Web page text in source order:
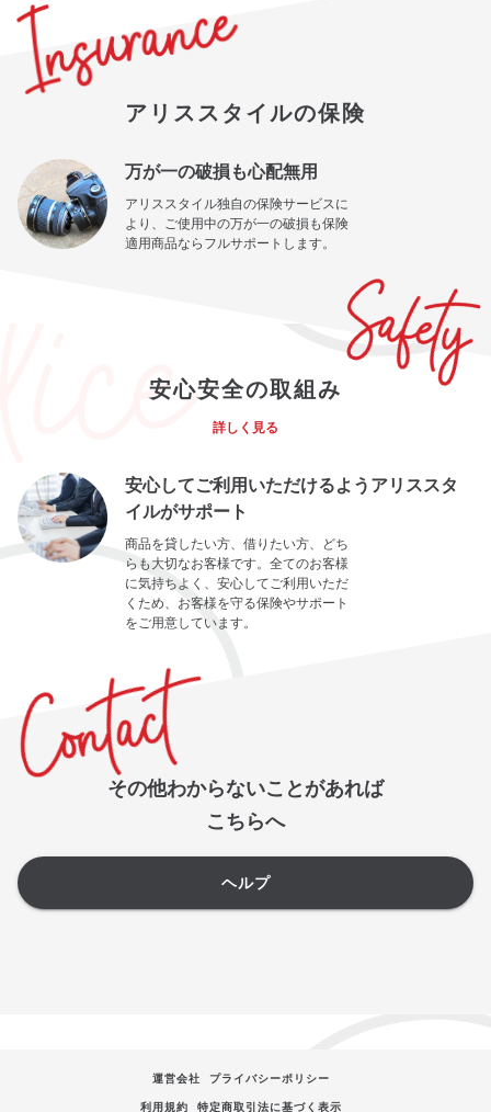
アリススタイルの保険
万が一の破損も心配無用
アリススタイル独自の保険サービスに
より、ご使用中の万が一の破損も保険
適用商品ならフルサポートします。
安心安全の取組み
詳しく見る
安心してご利用いただけるようアリススタ
イルがサポート
商品を貸したい方、借りたい方、どち
らも大切なお客様です。全てのお客様
に気持ちよく、安心してご利用いただ
くため、お客様を守る保険やサポート
をご用意しています。
その他わからないことがあれば
こちらへ
ヘルプ
運営会社
プライバシーポリシー
利用規約
特定商取引法に基づく表示